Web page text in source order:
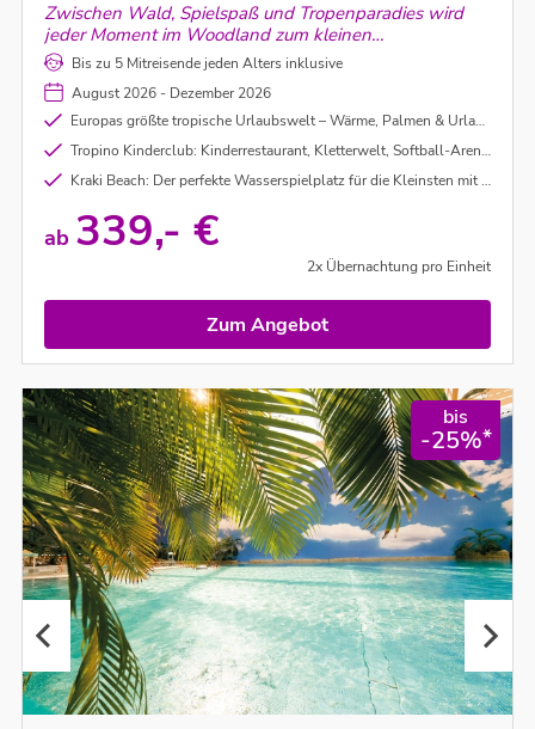
Zwischen Wald, Spielspaß und Tropenparadies wird
jeder Moment im Woodland zum kleinen
Familienabenteuer - Erkunden, entspannen, entdecken
Bis zu 5 Mitreisende jeden Alters inklusive
August 2026 - Dezember 2026
Europas größte tropische Urlaubswelt – Wärme, Palmen & Urlaubsfeeling das ganze Jahr
Tropino Kinderclub: Kinderrestaurant, Kletterwelt, Softball-Arena, XXL-Legosteine, Mini Cars & vieles mehr
Kraki Beach: Der perfekte Wasserspielplatz für die Kleinsten mit zwei Wasserkanonen, drei Rutschen und weiteren Highlights
ab 339,- €
2x Übernachtung pro Einheit
Zum Angebot
bis
-25%*